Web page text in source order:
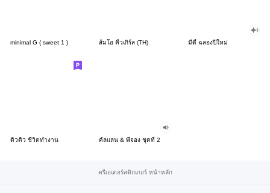
minimal G ( sweet 1 ) ส้มโอ คิ้วเกิร์ล (TH) มีดี้ ฉลองปีใหม่
ดิวดิว ชีวิตทำงาน คัลแลน & พี่จอง ชุดที่ 2
ครีเอเตอร์สติกเกอร์ หน้าหลัก